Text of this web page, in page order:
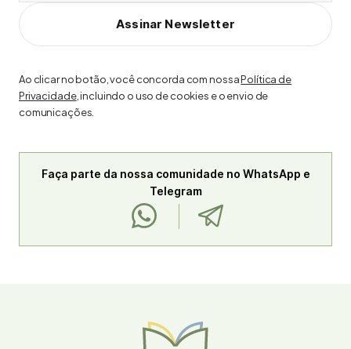
Assinar Newsletter
Ao clicar no botão, você concorda com nossaPolítica de
Privacidade, incluindo o uso de cookies e o envio de
comunicações.
Faça parte da nossa comunidade no WhatsApp e
Telegram